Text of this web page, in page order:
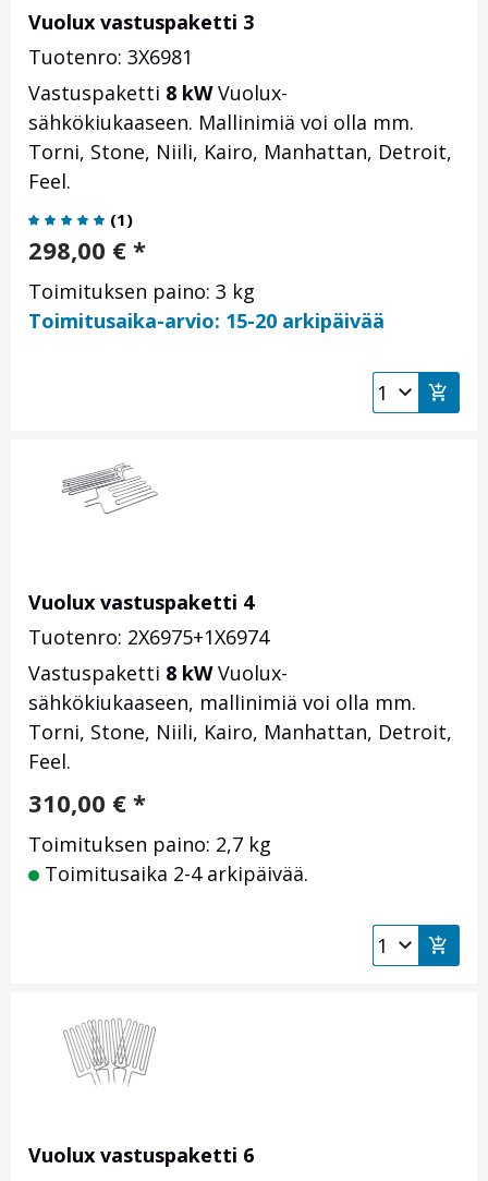
Vuolux vastuspaketti 3
Tuotenro: 3X6981
Vastuspaketti 8 kWVuolux-
sähkökiukaaseen. Mallinimiä voi olla mm.
Torni, Stone, Niili, Kairo, Manhattan, Detroit,
Feel.
(1)
298,00 € *
Toimituksen paino: 3 kg
Toimitusaika-arvio: 15-20 arkipäivää
Vuolux vastuspaketti 4
Tuotenro: 2X6975+1X6974
Vastuspaketti 8 kWVuolux-
sähkökiukaaseen, mallinimiä voi olla mm.
Torni, Stone, Niili, Kairo, Manhattan, Detroit,
Feel.
310,00 € *
Toimituksen paino: 2,7 kg
Toimitusaika 2-4 arkipäivää.
Vuolux vastuspaketti 6